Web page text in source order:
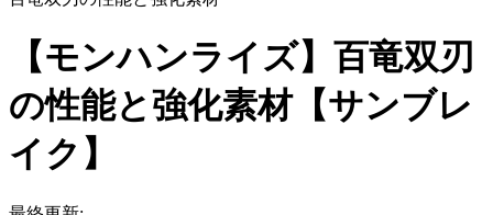
【モンハンライズ】百竜双刃
の性能と強化素材【サンブレ
イク】